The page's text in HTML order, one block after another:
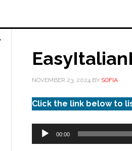
NOVEMBER 23, 2024 BY SOFIA
Click the link below to
Audio
Player
00:00